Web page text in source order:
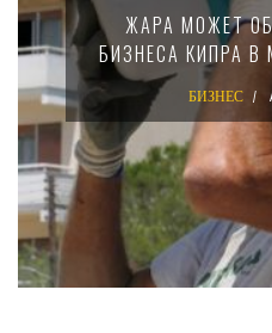
15-
КРУПНЫХ